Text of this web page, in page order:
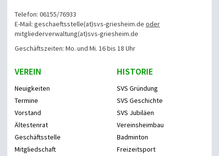
Telefon: 06155/76933
E-Mail: geschaeftsstelle(at)svs-griesheim.de oder
mitgliederverwaltung(at)svs-griesheim.de
Geschäftszeiten: Mo. und Mi. 16 bis 18 Uhr
VEREIN
Neuigkeiten
Termine
Vorstand
Ältestenrat
Geschäftsstelle
Mitgliedschaft
HISTORIE
SVS Gründung
SVS Geschichte
SVS Jubiläen
Vereinsheimbau
Badminton
Freizeitsport